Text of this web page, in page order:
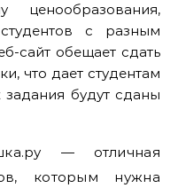
ценообразования,
с разным
сайт обещает сдать
что дает студентам
задания будут сданы
— отличная
которым нужна